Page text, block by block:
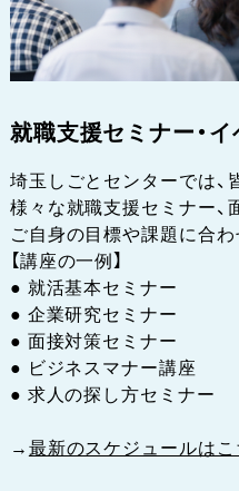
就職支援セミナー・イ
埼玉しごとセンターでは
様々な就職支援セミナー、
ご自身の目標や課題に合
【講座の一例】
● 就活基本セミナー
● 企業研究セミナー
● 面接対策セミナー
● ビジネスマナー講座
● 求人の探し方セミナー
→最新のスケジュールはこ